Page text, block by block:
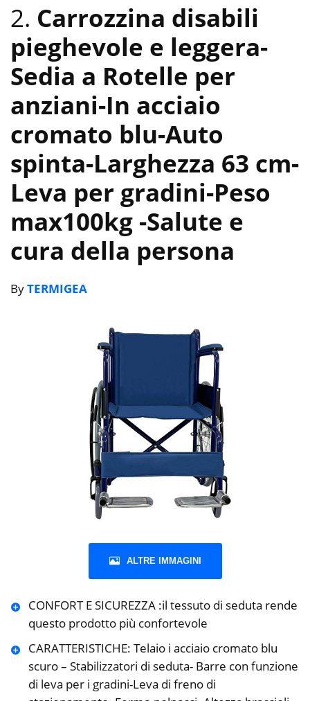
2. Carrozzina disabili
pieghevole e leggera-
Sedia a Rotelle per
anziani-In acciaio
cromato blu-Auto
spinta-Larghezza 63 cm-
Leva per gradini-Peso
max100kg -Salute e
cura della persona
ByTERMIGEA
ALTRE IMMAGINI
CONFORT E SICUREZZA :il tessuto di seduta rende
questo prodotto più confortevole
CARATTERISTICHE: Telaio i acciaio cromato blu
scuro – Stabilizzatori di seduta- Barre con funzione
di leva per i gradini-Leva di freno di